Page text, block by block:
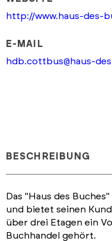
http://www.haus-des-
E-MAIL
hdb.cottbus@haus-
BESCHREIBUNG
Das "Haus des
und bietet seinen
über drei Etagen ein
Buchhandel gehört.